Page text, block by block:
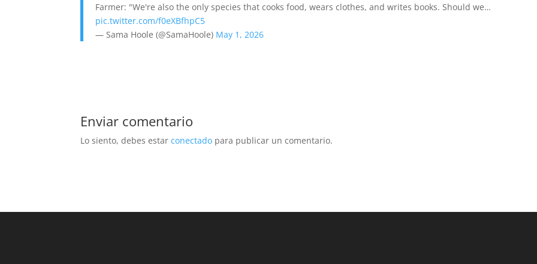
Farmer: "We're also the only species that cooks food, wears clothes, and writes books. Should we…
pic.twitter.com/f0eXBfhpC5
— Sama Hoole (@SamaHoole) May 1, 2026
Enviar comentario
Lo siento, debes estarconectado para publicar un comentario.